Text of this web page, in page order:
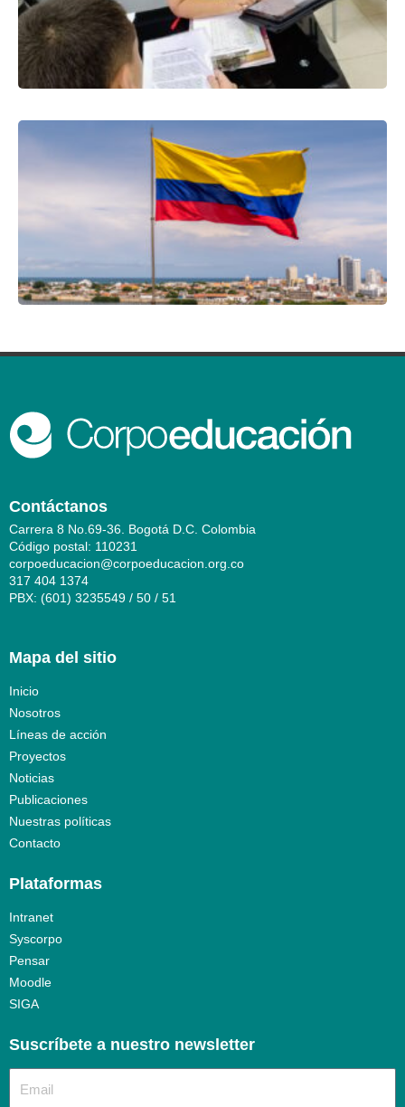
Contáctanos
Carrera 8 No.69-36. Bogotá D.C. Colombia
Código postal: 110231
corpoeducacion@corpoeducacion.org.co
317 404 1374
PBX: (601) 3235549 / 50 / 51
Mapa del sitio
Inicio
Nosotros
Líneas de acción
Proyectos
Noticias
Publicaciones
Nuestras políticas
Contacto
Plataformas
Intranet
Syscorpo
Pensar
Moodle
SIGA
Suscríbete a nuestro newsletter​